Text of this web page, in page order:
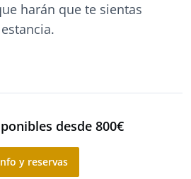
harán que te sientas
desde 800€
y reservas